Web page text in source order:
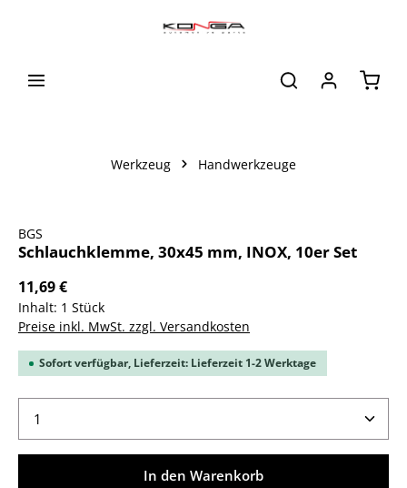
Werkzeug Handwerkzeuge
BGS
Schlauchklemme, 30x45 mm, INOX, 10er Set
11,69 €
Inhalt: 1 Stück
Preise inkl. MwSt. zzgl. Versandkosten
Sofort verfügbar, Lieferzeit: Lieferzeit 1-2 Werktage
Produkt Anzahl: Gib den gewünschten Wert ein
In den Warenkorb